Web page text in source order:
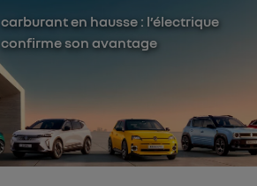
carburant en hausse : l’électrique
confirme son avantage